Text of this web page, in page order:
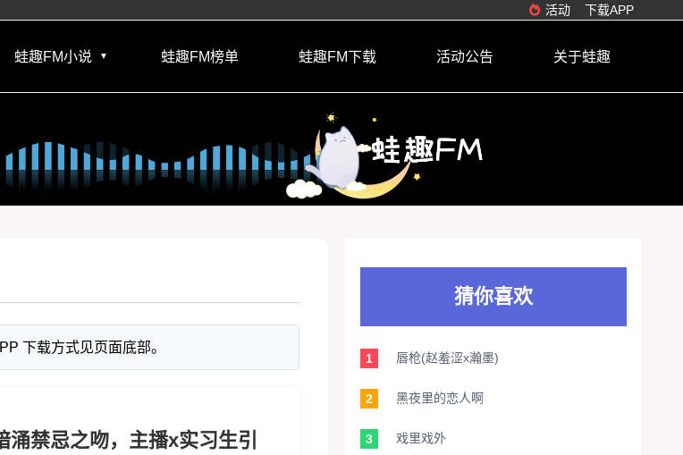
活动 下载APP
蛙趣FM小说 ▼ 蛙趣FM榜单 蛙趣FM下载 活动公告 关于蛙趣
下载方式见页面底部。
禁忌之吻，主播x实习生引
猜你喜欢
1 唇枪(赵羞涩x瀚墨)
2 黑夜里的恋人啊
3 戏里戏外